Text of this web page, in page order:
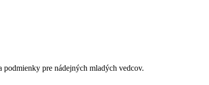
podmienky pre nádejných mladých vedcov.